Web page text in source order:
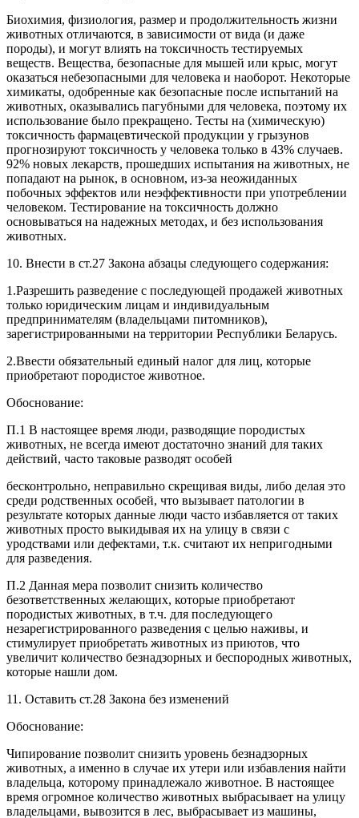
Биохимия, физиология, размер и продолжительность жизни
животных отличаются, в зависимости от вида (и даже
породы), и могут влиять на токсичность тестируемых
веществ. Вещества, безопасные для мышей или крыс, могут
оказаться небезопасными для человека и наоборот. Некоторые
химикаты, одобренные как безопасные после испытаний на
животных, оказывались пагубными для человека, поэтому их
использование было прекращено. Тесты на (химическую)
токсичность фармацевтической продукции у грызунов
прогнозируют токсичность у человека только в 43% случаев.
92% новых лекарств, прошедших испытания на животных, не
попадают на рынок, в основном, из-за неожиданных
побочных эффектов или неэффективности при употреблении
человеком. Тестирование на токсичность должно
основываться на надежных методах, и без использования
животных.
10. Внести в ст.27 Закона абзацы следующего содержания:
1.Разрешить разведение с последующей продажей животных
только юридическим лицам и индивидуальным
предпринимателям (владельцами питомников),
зарегистрированными на территории Республики Беларусь.
2.Ввести обязательный единый налог для лиц, которые
приобретают породистое животное.
Обоснование:
П.1 В настоящее время люди, разводящие породистых
животных, не всегда имеют достаточно знаний для таких
действий, часто таковые разводят особей
бесконтрольно, неправильно скрещивая виды, либо делая это
среди родственных особей, что вызывает патологии в
результате которых данные люди часто избавляется от таких
животных просто выкидывая их на улицу в связи с
уродствами или дефектами, т.к. считают их непригодными
для разведения.
П.2 Данная мера позволит снизить количество
безответственных желающих, которые приобретают
породистых животных, в т.ч. для последующего
незарегистрированного разведения с целью наживы, и
стимулирует приобретать животных из приютов, что
увеличит количество безнадзорных и беспородных животных,
которые нашли дом.
11. Оставить ст.28 Закона без изменений
Обоснование:
Чипирование позволит снизить уровень безнадзорных
животных, а именно в случае их утери или избавления найти
владельца, которому принадлежало животное. В настоящее
время огромное количество животных выбрасывает на улицу
владельцами, вывозится в лес, выбрасывает из машины,